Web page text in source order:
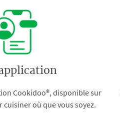
Cookidoo®, disponible sur
cuisiner où que vous soyez.